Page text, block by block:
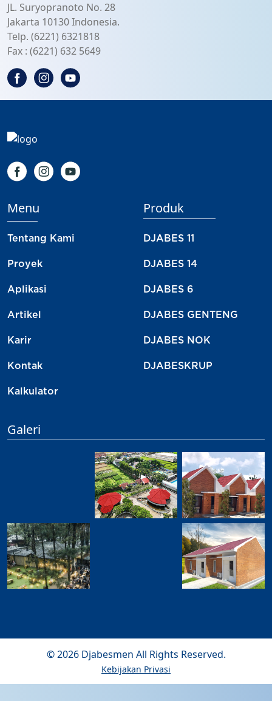
JL. Suryopranoto No. 28
Jakarta 10130 Indonesia.
Telp. (6221) 6321818
Fax : (6221) 632 5649
Menu
Tentang Kami
Proyek
Aplikasi
Artikel
Karir
Kontak
Kalkulator
Produk
DJABES 11
DJABES 14
DJABES 6
DJABES GENTENG
DJABES NOK
DJABESKRUP
Galeri
©2026Djabesmen All Rights Reserved.
Kebijakan Privasi